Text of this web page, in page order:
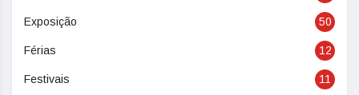
Exposição 50
Férias 12
Festivais 11